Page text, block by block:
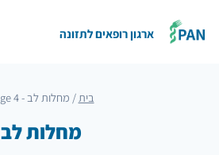
ארגון רופאים לתזונה
בית/ מחלות לב- Page 4
מחלות לב